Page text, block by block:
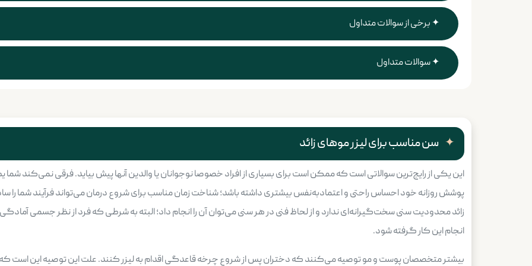
برخی از سوالات متداول
سوالات متداول
سن مناسب برای لیزر موهای زائد
این یکی از رایج‌ترین سوالاتی است که ممکن است برای بسیاری از افراد خصوصا نوجوانان یا والدین آنها پیش بیاید. فرقی نمی‌کند
پوشش روزانه خود احساس راحتی و اعتمادبه‌نفس بیشتری داشته باشد؛ شناخت زمان مناسب برای شروع درمان می‌تواند فرآیند شما را
زائد محدودیت سنی سخت‌گیرانه‌ای ندارد و از لحاظ فنی در هر سنی می‌توان آن را انجام داد؛ البته به شرطی که فرد از نظر جسمی آمادگی
انجام این کار گرفته شود.
بیشتر متخصصان پوست و مو توصیه می‌کنند که دختران پس از شروع چرخه قاعدگی اقدام به لیزر کنند. علت این توصیه این است که